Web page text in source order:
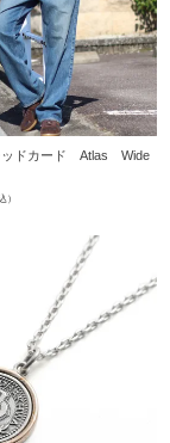
ッドカード Atlas Wide
）